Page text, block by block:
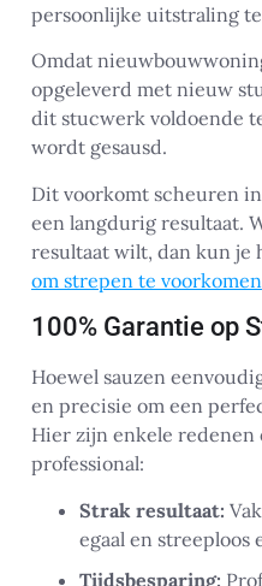
persoonlijke uitstraling
Omdat
opgeleverd met nieuw
dit stucwerk voldoende
wordt gesausd.
Dit voorkomt scheuren
een langdurig resultaat.
resultaat wilt, dan kun je
om strepen te voorkomen
100% Garantie op
Hoewel sauzen
en precisie om een
Hier zijn enkele redenen
professional:
Strak resultaat:
egaal en streeploos
Tijdsbesparing: